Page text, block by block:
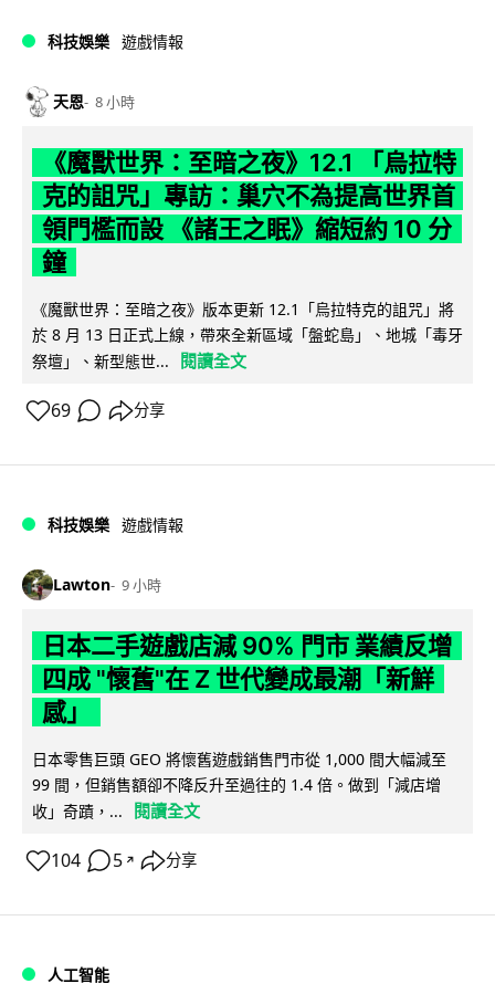
科技娛樂 遊戲情報
天恩 8 小時
《魔獸世界：至暗之夜》12.1 「烏拉特
克的詛咒」專訪：巢穴不為提高世界首
領門檻而設 《諸王之眠》縮短約 10 分
鐘
《魔獸世界：至暗之夜》版本更新 12.1「烏拉特克的詛咒」將
於 8 月 13 日正式上線，帶來全新區域「盤蛇島」、地城「毒牙
祭壇」、新型態世...
閱讀全文
69 分享
科技娛樂 遊戲情報
Lawton 9 小時
日本二手遊戲店減 90% 門市 業績反增
四成 "懷舊"在 Z 世代變成最潮「新鮮
感」
日本零售巨頭 GEO 將懷舊遊戲銷售門市從 1,000 間大幅減至
99 間，但銷售額卻不降反升至過往的 1.4 倍。做到「減店增
收」奇蹟，...
閱讀全文
104 5 ↗ 分享
人工智能